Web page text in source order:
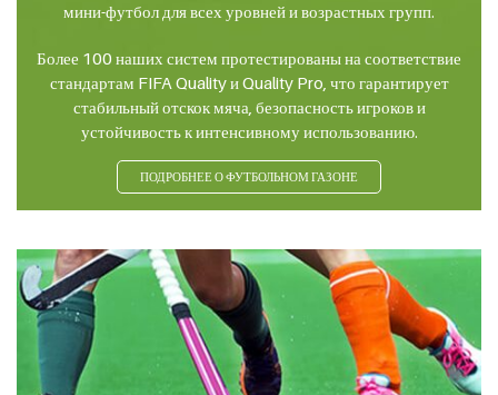
мини-футбол для всех уровней и возрастных групп.
Более 100 наших систем протестированы на соответствие
стандартам FIFA Quality и Quality Pro, что гарантирует
стабильный отскок мяча, безопасность игроков и
устойчивость к интенсивному использованию.
ПОДРОБНЕЕ О ФУТБОЛЬНОМ ГАЗОНЕ